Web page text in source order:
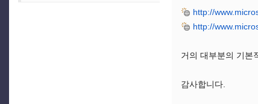
http://
http://
거의 대부분의 기본
감사합니다.